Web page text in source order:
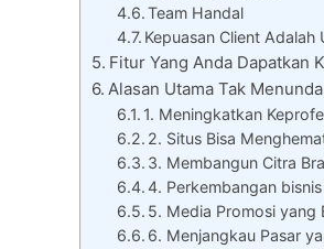
Team Handal
Kepuasan Client Adalah
Fitur Yang Anda Dapatkan
Alasan Utama Tak
1. Meningkatkan
2. Situs Bisa
3. Membangun Citra
4. Perkembangan
5. Media Promosi yang
6. Menjangkau Pasar